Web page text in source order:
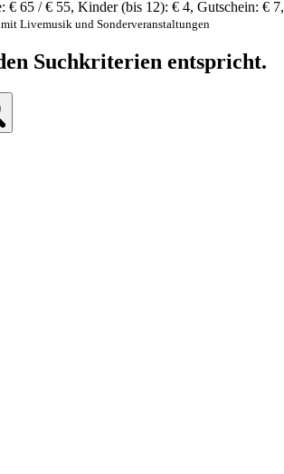
€ 65 / € 55, Kinder (bis 12): € 4, Gutschein: € 7,
Livemusik und Sonderveranstaltungen
Suchkriterien entspricht.